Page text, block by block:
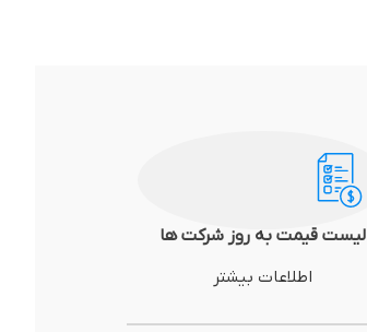
لیست قیمت به روز شرکت ها
اطلاعات بیشتر